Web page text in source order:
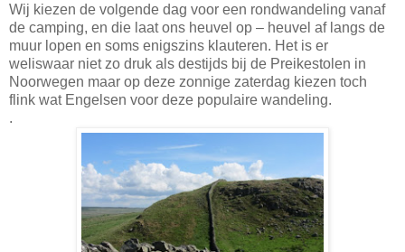
Wij kiezen de volgende dag voor een rondwandeling vanaf
de camping, en die laat ons heuvel op – heuvel af langs de
muur lopen en soms enigszins klauteren. Het is er
weliswaar niet zo druk als destijds bij de Preikestolen in
Noorwegen maar op deze zonnige zaterdag kiezen toch
flink wat Engelsen voor deze populaire wandeling.
.